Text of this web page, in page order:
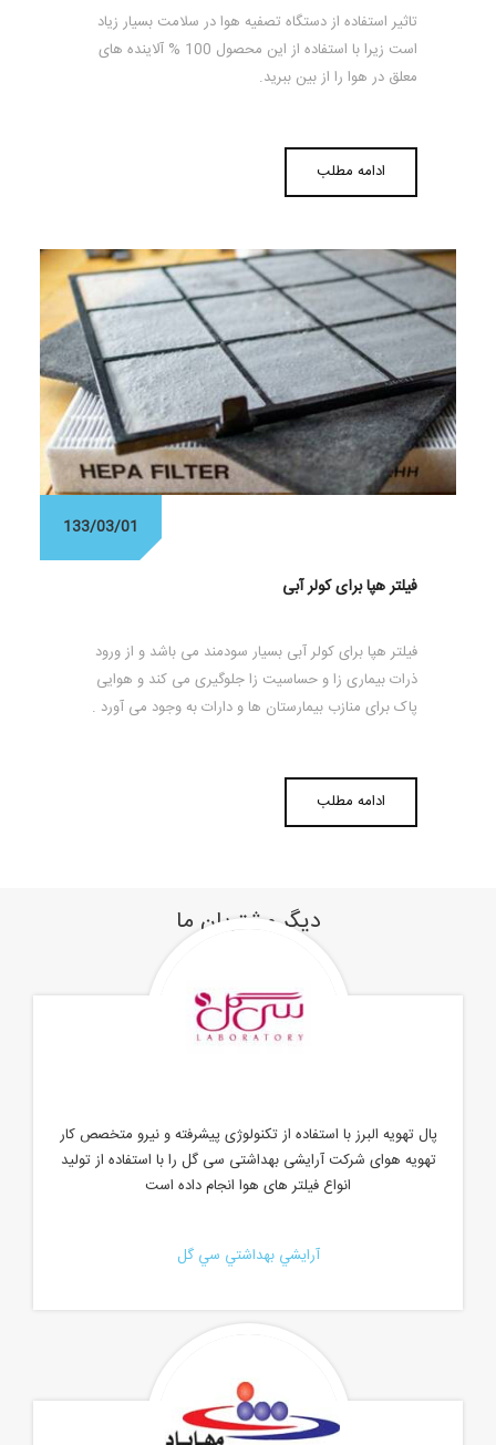
تاثیر استفاده از دستگاه تصفیه هوا در سلامت بسیار زیاد
است زیرا با استفاده از این محصول 100 % آلاینده های
معلق در هوا را از بین ببرید.
ادامه مطلب
133/03/01
فیلتر هپا برای کولر آبی
فیلتر هپا برای کولر آبی بسیار سودمند می باشد و از ورود
ذرات بیماری زا و حساسیت زا جلوگیری می کند و هوایی
پاک برای منازب بیمارستان ها و دارات به وجود می آورد .
ادامه مطلب
دیگر مشتریان ما
پال تهویه البرز با استفاده از تکنولوژی پیشرفته و نیرو متخصص کار
تهویه هوای شرکت آرایشی بهداشتی سی گل را با استفاده از تولید
انواع فیلتر های هوا انجام داده است
آرايشي بهداشتي سي گل